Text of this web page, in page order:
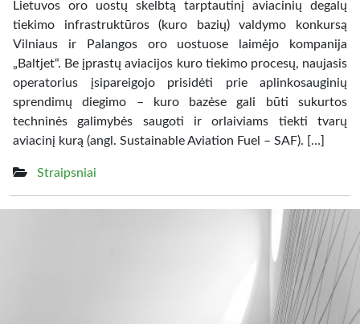
Lietuvos oro uostų skelbtą tarptautinį aviacinių degalų
tiekimo infrastruktūros (kuro bazių) valdymo konkursą
Vilniaus ir Palangos oro uostuose laimėjo kompanija
„Baltjet“. Be įprastų aviacijos kuro tiekimo procesų, naujasis
operatorius įsipareigojo prisidėti prie aplinkosauginių
sprendimų diegimo – kuro bazėse gali būti sukurtos
techninės galimybės saugoti ir orlaiviams tiekti tvarų
aviacinį kurą (angl. Sustainable Aviation Fuel – SAF). […]
Straipsniai